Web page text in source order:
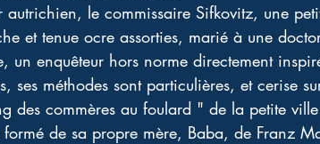
autrichien, le commissaire Sifkovitz, une
et tenue ocre assorties, marié à une
un enquêteur hors norme directement
ses méthodes sont particulières, et cerise
des commères au foulard " de la petite
de sa propre mère, Baba, de Franz